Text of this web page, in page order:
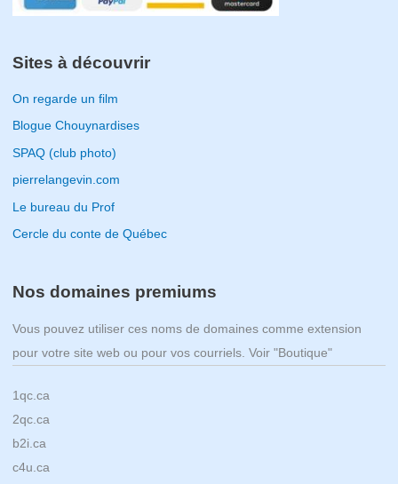
Sites à découvrir
On regarde un film
Blogue Chouynardises
SPAQ (club photo)
pierrelangevin.com
Le bureau du Prof
Cercle du conte de Québec
Nos domaines premiums
Vous pouvez utiliser ces noms de domaines comme extension
pour votre site web ou pour vos courriels. Voir "Boutique"
1qc.ca
2qc.ca
b2i.ca
c4u.ca